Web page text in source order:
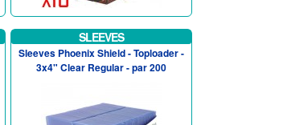
SLEEVES
Sleeves Phoenix Shield - Toploader -
3x4" Clear Regular - par 200